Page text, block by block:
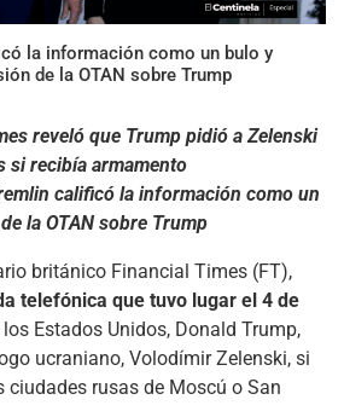
la información como un bulo y
de la OTAN sobre Trump
reveló que Trump pidió a Zelenski
si recibía armamento
calificó la información como un
la OTAN sobre Trump
británico Financial Times (FT),
telefónica que tuvo lugar el 4 de
los Estados Unidos, Donald Trump,
ucraniano, Volodímir Zelenski, si
ciudades rusas de Moscú o San